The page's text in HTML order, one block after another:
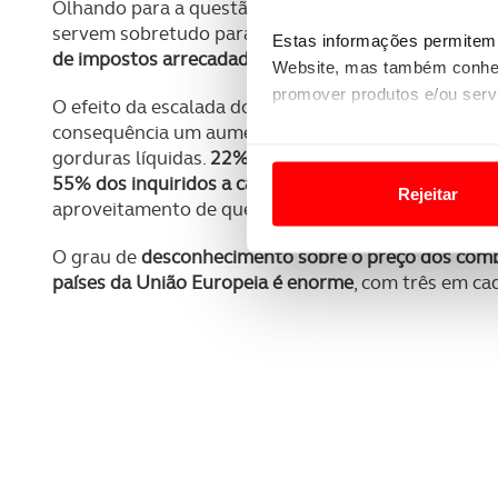
Estas informações
Website, mas também
promover produtos e/ou
Usamos cookies para
funcionalidades de redes
Adicionalmente
Rejeitar
Olhando para a questão da
servem sobretudo para financiar o Estado. Mas a
de impostos arrecadada pelo Estado num litro de
O efeito da escalada do
preço dos combustíveis é
consequência um aumento generalizado nos bens
gorduras líquidas. 22% admite mesmo já ter
55% dos inquiridos a causa da subida dos preços é
aproveitamento de quem vende os produtos.
O grau dedesconhecimento sobre o preço dos
países da União Europeia é enorme, com três em